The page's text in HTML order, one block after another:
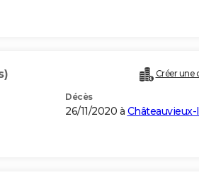
Créer une
Décès
26/11/2020 à